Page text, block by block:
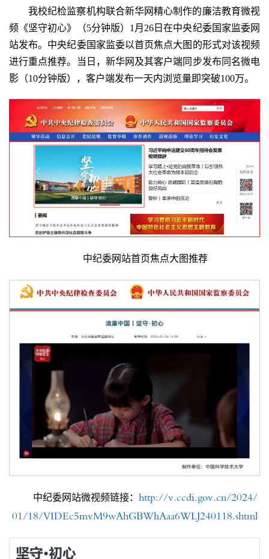
我校纪检监察机构联合新华网精心制作的廉洁教育微视
频《坚守初心》（5分钟版） 1月26日在中央纪委国家监委网
站发布。中央纪委国家监委以首页焦点大图的形式对该视频
进行重点推荐。当日，新华网及其客户端同步发布同名微电
影 （10分钟版），客户端发布一天内浏览量即突破100万。
中纪委网站首页焦点大图推荐
中纪委网站微视频链接： http://v.ccdi.gov.cn/2024/
01/18/VIDEc5mvM9wAhGBWhAaa6WLJ240118.shtml